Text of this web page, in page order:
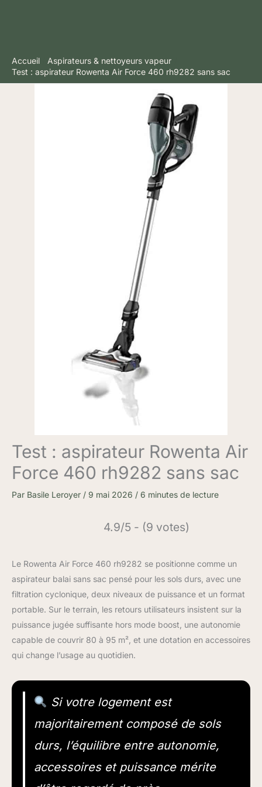
Accueil
Aspirateurs & nettoyeurs vapeur
Test : aspirateur Rowenta Air Force 460 rh9282 sans sac
Test : aspirateur Rowenta Air
Force 460 rh9282 sans sac
Par Basile Leroyer / 9 mai 2026 / 6 minutes de lecture
4.9/5 - (9 votes)
Le Rowenta Air Force 460 rh9282 se positionne comme un
aspirateur balai sans sac pensé pour les sols durs, avec une
filtration cyclonique, deux niveaux de puissance et un format
portable. Sur le terrain, les retours utilisateurs insistent sur la
puissance jugée suffisante hors mode boost, une autonomie
capable de couvrir 80 à 95 m², et une dotation en accessoires
qui change l’usage au quotidien.
Si votre logement est
majoritairement composé de sols
durs, l’équilibre entre autonomie,
accessoires et puissance mérite